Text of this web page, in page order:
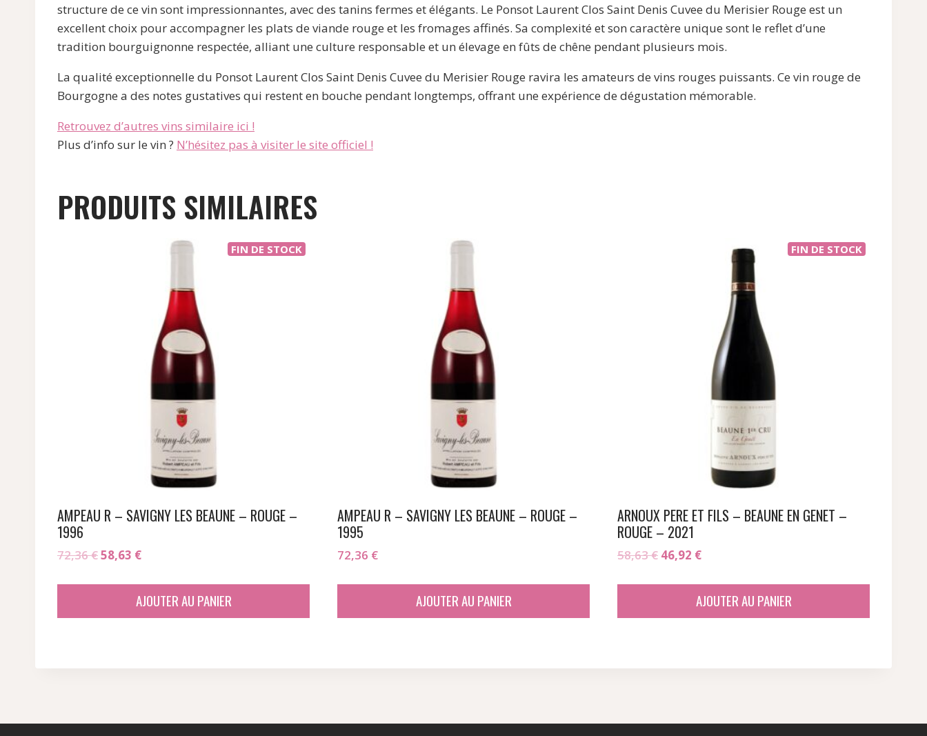
structure de ce vin sont impressionnantes, avec des tanins fermes et élégants. Le Ponsot Laurent Clos Saint Denis Cuvee du Merisier Rouge est un
excellent choix pour accompagner les plats de viande rouge et les fromages affinés. Sa complexité et son caractère unique sont le reflet d’une
tradition bourguignonne respectée, alliant une culture responsable et un élevage en fûts de chêne pendant plusieurs mois.
La qualité exceptionnelle du Ponsot Laurent Clos Saint Denis Cuvee du Merisier Rouge ravira les amateurs de vins rouges puissants. Ce vin rouge de
Bourgogne a des notes gustatives qui restent en bouche pendant longtemps, offrant une expérience de dégustation mémorable.
Retrouvez d’autres vins similaire ici !
Plus d’info sur le vin ? N’hésitez pas à visiter le site officiel !
PRODUITS SIMILAIRES
FIN DE STOCK
AMPEAU R – SAVIGNY LES BEAUNE – ROUGE –
1996
72,36€Le
58,63 €Le
est :
AJOUTER AU PANIER
AMPEAU R – SAVIGNY LES BEAUNE – ROUGE –
1995
72,36 €
AJOUTER AU PANIER
FIN DE STOCK
ARNOUX PERE ET FILS – BEAUNE EN GENET –
ROUGE – 2021
58,63€ Le
46,92 €Le
est :
AJOUTER AU PANIER